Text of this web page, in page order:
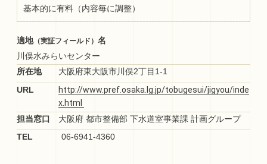
基本的に有料（内容毎に調整）
適地（実証フィールド） 名
川俣水みらいセンター
所在地
大阪府東大阪市川俣2丁目1-1
URL
担当窓口
大阪府 都市整備部 下水道室事業課 計画グループ
TEL
06-6941-4360